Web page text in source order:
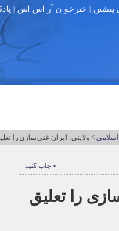
پیشین | خبرخوان آر اس اس|
> ولایتی: ایران غنی‌سازی را
• چاپ کنید
را تعلیق